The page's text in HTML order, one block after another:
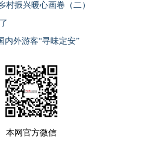
村振兴暖心画卷（二）
内外游客“寻味定安”
本网官方微信